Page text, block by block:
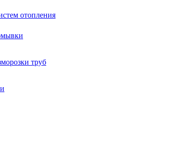
отопления
труб